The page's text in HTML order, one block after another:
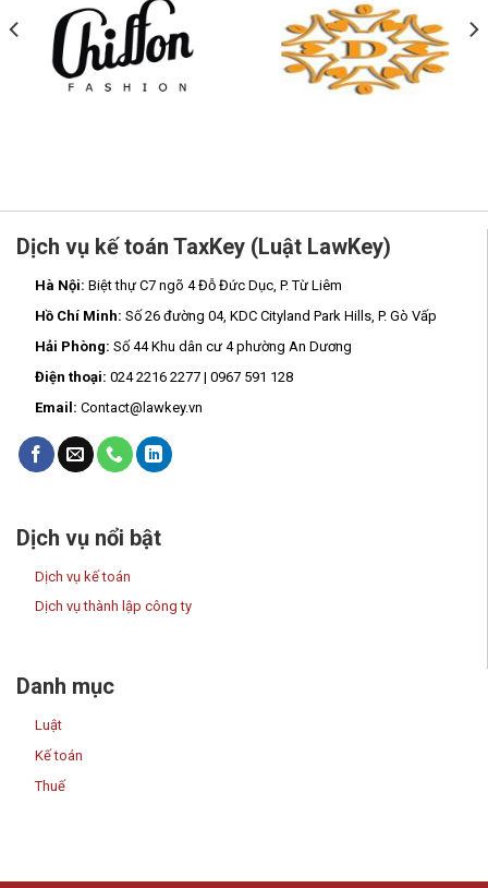
Dịch vụ kế toán TaxKey (Luật LawKey)
Hà Nội: Biệt thự C7 ngõ 4 Đỗ Đức Dục, P. Từ Liêm
Hồ Chí Minh: Số 26 đường 04, KDC Cityland Park Hills, P. Gò Vấp
Hải Phòng: Số 44 Khu dân cư 4 phường An Dương
Điện thoại: 024 2216 2277 | 0967 591 128
Email: Contact@lawkey.vn
Dịch vụ nổi bật
Dịch vụ kế toán
Dịch vụ thành lập công ty
Danh mục
Luật
Kế toán
Thuế